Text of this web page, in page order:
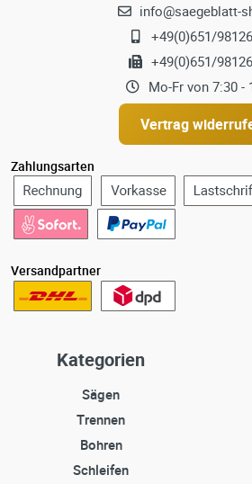
info@saegeblatt-
+49(0)651/
+49(0)651/
Mo-Fr von 7:30 -
Vertrag
Zahlungsarten
Versandpartner
Kategorien
Sägen
Trennen
Bohren
Schleifen